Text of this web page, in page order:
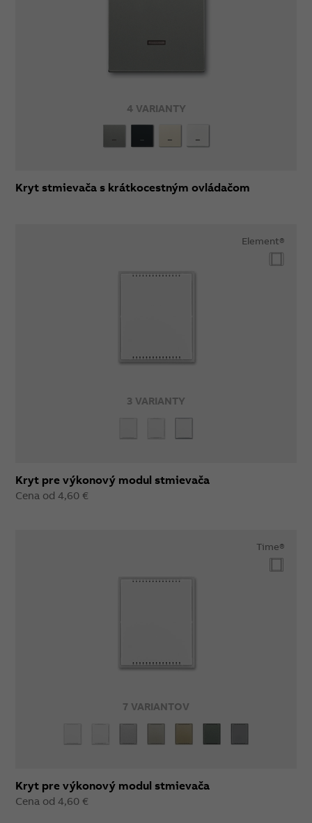
4 VARIANTY
Kryt stmievača s krátkocestným ovládačom
3 VARIANTY
Element®
Kryt pre výkonový modul stmievača
Cena od 4,60 €
7 VARIANTOV
Time®
Kryt pre výkonový modul stmievača
Cena od 4,60 €